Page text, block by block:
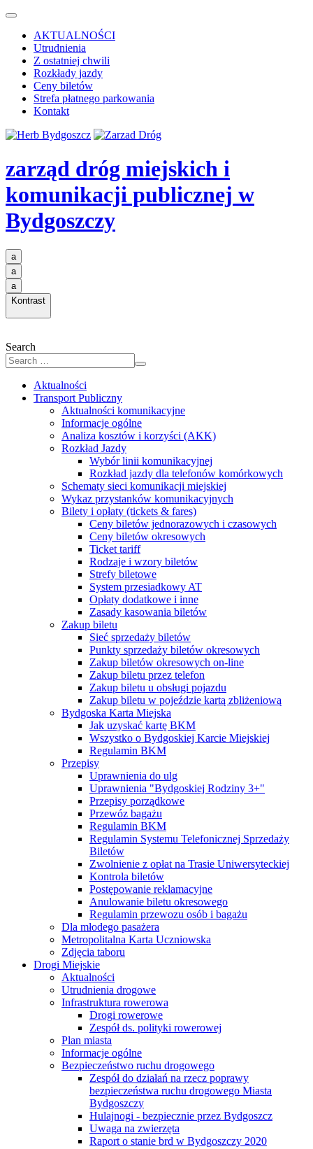
AKTUALNOŚCI
Utrudnienia
Z ostatniej chwili
Rozkłady jazdy
Ceny biletów
Strefa płatnego parkowania
Kontakt
zarząd dróg miejskich i
komunikacji publicznej w
Bydgoszczy
a
a
a
Kontrast
Search
Aktualności
Transport Publiczny
Aktualności komunikacyjne
Informacje ogólne
Analiza kosztów i korzyści (AKK)
Rozkład Jazdy
Wybór linii komunikacyjnej
Rozkład jazdy dla telefonów komórkowych
Schematy sieci komunikacji miejskiej
Wykaz przystanków komunikacyjnych
Bilety i opłaty (tickets & fares)
Ceny biletów jednorazowych i czasowych
Ceny biletów okresowych
Ticket tariff
Rodzaje i wzory biletów
Strefy biletowe
System przesiadkowy AT
Opłaty dodatkowe i inne
Zasady kasowania biletów
Zakup biletu
Sieć sprzedaży biletów
Punkty sprzedaży biletów okresowych
Zakup biletów okresowych on-line
Zakup biletu przez telefon
Zakup biletu u obsługi pojazdu
Zakup biletu w pojeździe kartą zbliżeniową
Bydgoska Karta Miejska
Jak uzyskać kartę BKM
Wszystko o Bydgoskiej Karcie Miejskiej
Regulamin BKM
Przepisy
Uprawnienia do ulg
Uprawnienia "Bydgoskiej Rodziny 3+"
Przepisy porządkowe
Przewóz bagażu
Regulamin BKM
Regulamin Systemu Telefonicznej Sprzedaży
Biletów
Zwolnienie z opłat na Trasie Uniwersyteckiej
Kontrola biletów
Postępowanie reklamacyjne
Anulowanie biletu okresowego
Regulamin przewozu osób i bagażu
Dla młodego pasażera
Metropolitalna Karta Uczniowska
Zdjęcia taboru
Drogi Miejskie
Aktualności
Utrudnienia drogowe
Infrastruktura rowerowa
Drogi rowerowe
Zespół ds. polityki rowerowej
Plan miasta
Informacje ogólne
Bezpieczeństwo ruchu drogowego
Zespół do działań na rzecz poprawy
bezpieczeństwa ruchu drogowego Miasta
Bydgoszczy
Hulajnogi - bezpiecznie przez Bydgoszcz
Uwaga na zwierzęta
Raport o stanie brd w Bydgoszczy 2020